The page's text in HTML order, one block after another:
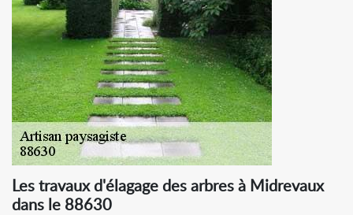
Les travaux d'élagage des arbres à Midrevaux
dans le 88630